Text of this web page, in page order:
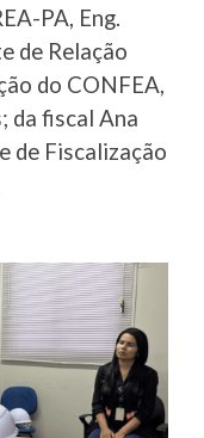
PA, Eng.
de Relação
do CONFEA,
da fiscal Ana
de Fiscalização